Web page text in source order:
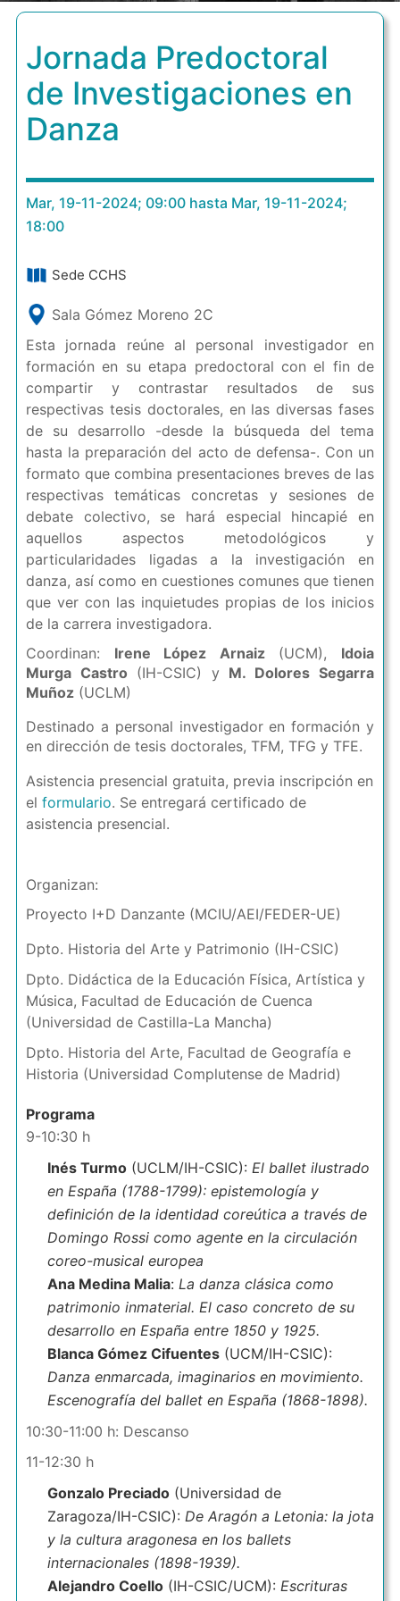
Jornada Predoctoral
de Investigaciones en
Danza
Mar, 19-11-2024; 09:00 hasta Mar, 19-11-2024;
18:00
Sede CCHS
Sala Gómez Moreno 2C
Esta jornada reúne al personal investigador en
formación en su etapa predoctoral con el fin de
compartir y contrastar resultados de sus
respectivas tesis doctorales, en las diversas fases
de su desarrollo -desde la búsqueda del tema
hasta la preparación del acto de defensa-. Con un
formato que combina presentaciones breves de las
respectivas temáticas concretas y sesiones de
debate colectivo, se hará especial hincapié en
aquellos aspectos metodológicos y
particularidades ligadas a la investigación en
danza, así como en cuestiones comunes que tienen
que ver con las inquietudes propias de los inicios
de la carrera investigadora.
Coordinan: Irene López Arnaiz(UCM), Idoia
Murga Castro (IH-CSIC) y M. Dolores Segarra
Muñoz(UCLM)
Destinado a personal investigador en formación y
en dirección de tesis doctorales, TFM, TFG y TFE.
Asistencia presencial gratuita, previa inscripción en
el formulario. Se entregará certificado de
asistencia presencial.
Organizan:
Proyecto I+D Danzante (MCIU/AEI/FEDER-UE)
Dpto. Historia del Arte y Patrimonio (IH-CSIC)
Dpto. Didáctica de la Educación Física, Artística y
Música, Facultad de Educación de Cuenca
(Universidad de Castilla-La Mancha)
Dpto. Historia del Arte, Facultad de Geografía e
Historia (Universidad Complutense de Madrid)
Programa
9-10:30 h
Inés Turmo(UCLM/IH-CSIC): El ballet ilustrado
en España (1788-1799): epistemología y
definición de la identidad coreútica a través de
Domingo Rossi como agente en la circulación
coreo-musical europea
Ana Medina Malia: La danza clásica como
patrimonio inmaterial. El caso concreto de su
desarrollo en España entre 1850 y 1925.
Blanca Gómez Cifuentes(UCM/IH-CSIC):
Danza enmarcada, imaginarios en movimiento.
Escenografía del ballet en España (1868-1898).
10:30-11:00 h: Descanso
11-12:30 h
Gonzalo Preciado(Universidad de
Zaragoza/IH-CSIC): De Aragón a Letonia: la jota
y la cultura aragonesa en los ballets
internacionales (1898-1939).
Alejandro Coello(IH-CSIC/UCM): Escrituras